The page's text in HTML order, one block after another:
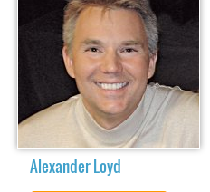
Alexander Loyd